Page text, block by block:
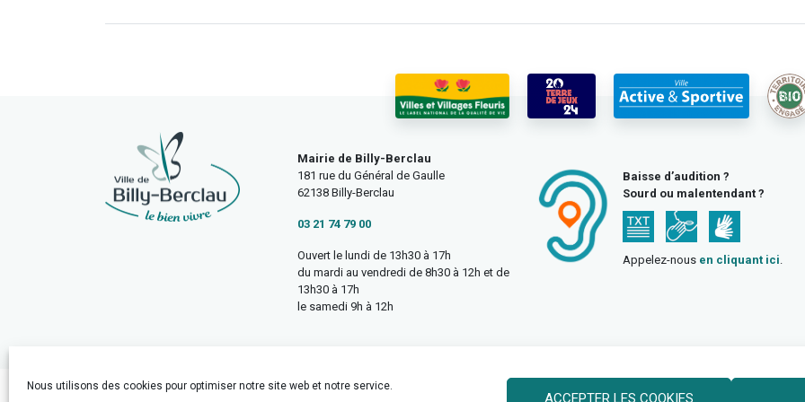
Nous utilisons des cookies pour optimiser notre site web et notre service.
ACCEPTER LES COOKIES
Mairie de Billy-Berclau
181 rue du Général de Gaulle
62138 Billy-Berclau
03 21 74 79 00
Ouvert le lundi de 13h30 à 17h
du mardi au vendredi de 8h30 à 12h et de
13h30 à 17h
le samedi 9h à 12h
Baisse d’audition ?
Sourd ou malentendant ?
Appelez-nous en cliquant ici